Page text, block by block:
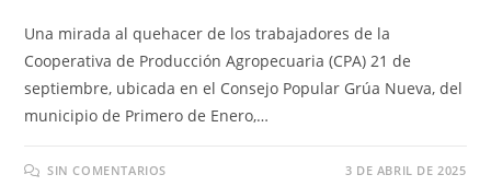
Una mirada al quehacer de los trabajadores de la
Cooperativa de Producción Agropecuaria (CPA) 21 de
septiembre, ubicada en el Consejo Popular Grúa Nueva, del
municipio de Primero de Enero,…
SIN COMENTARIOS 3 DE ABRIL DE 2025